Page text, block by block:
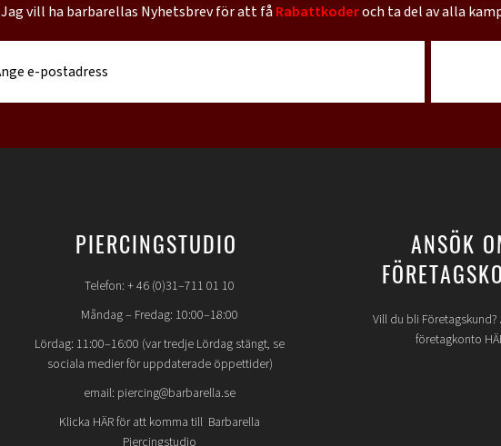
Jag vill ha barbarellas Nyhetsbrev för att fåRabattkoderoch ta del av alla
PIERCINGSTUDIO
Telefon: + 46 (0)31–711 01 10
Måndag – Fredag: 10:00–18:00
Lördag: 11:00–16:00 (var tredje Lördag stängt, se
sociala medier för uppdaterade öppettider)
email: piercing@barbarella.se
Klicka HÄR för att komma till Barbarella
ANSÖK
Vill du bli Företagskund?
företagkonto